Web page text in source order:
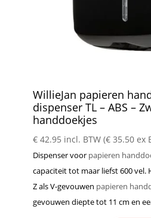
WillieJan papieren
dispenser TL – ABS –
handdoekjes
€42.95 incl. BTW (€35.50ex
Dispenser voor papieren
capaciteit tot maar liefst 600 vel.
Z als V-gevouwen papieren
gevouwen diepte tot 11 cm en